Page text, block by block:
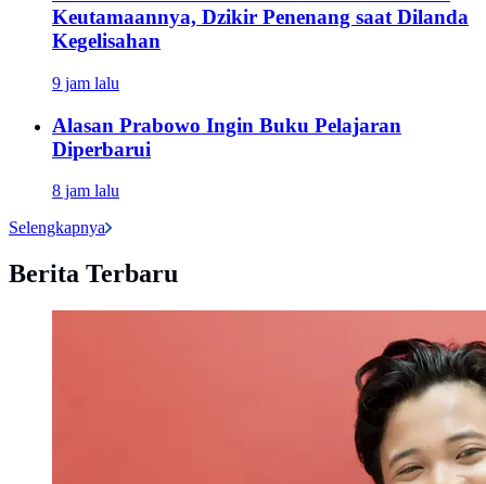
Keutamaannya, Dzikir Penenang saat Dilanda
Kegelisahan
9 jam lalu
Alasan Prabowo Ingin Buku Pelajaran
Diperbarui
8 jam lalu
Selengkapnya
Berita Terbaru